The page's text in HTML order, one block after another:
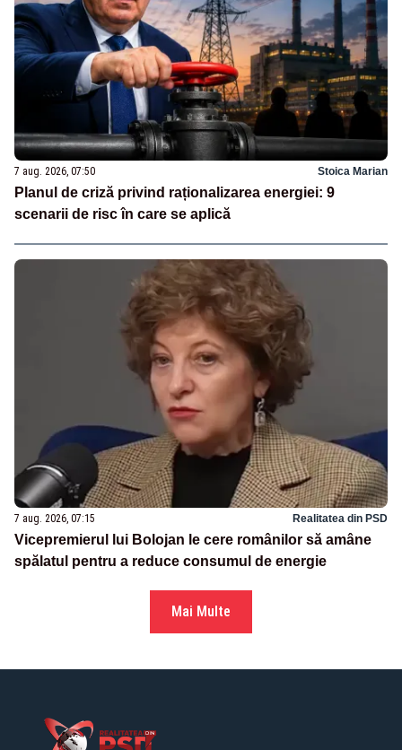
7 aug. 2026, 07:50 Stoica Marian
Planul de criză privind raționalizarea energiei: 9
scenarii de risc în care se aplică
7 aug. 2026, 07:15 Realitatea din PSD
Vicepremierul lui Bolojan le cere românilor să amâne
spălatul pentru a reduce consumul de energie
Mai Multe